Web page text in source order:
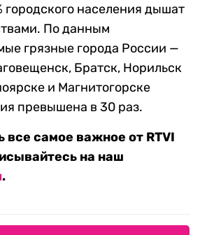
городского населения дышат
По данным
грязные города России —
Братск, Норильск
и Магнитогорске
превышена в 30 раз.
все самое важное от RTVI
на наш
.